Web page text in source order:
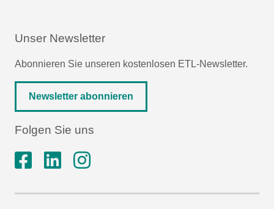
Unser Newsletter
Abonnieren Sie unseren kostenlosen ETL-Newsletter.
Newsletter abonnieren
Folgen Sie uns